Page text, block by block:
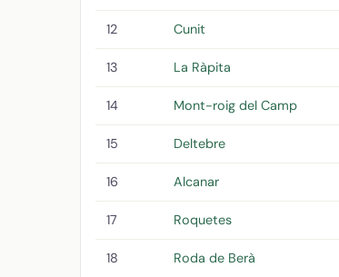
12 Cunit
13 La Ràpita
14 Mont-roig del Camp
15 Deltebre
16 Alcanar
17 Roquetes
18 Roda de Berà